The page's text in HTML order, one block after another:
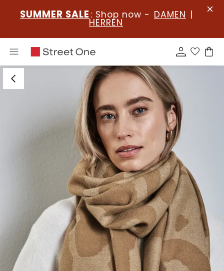
SUMMER SALE : Shop now - DAMEN |
HERREN